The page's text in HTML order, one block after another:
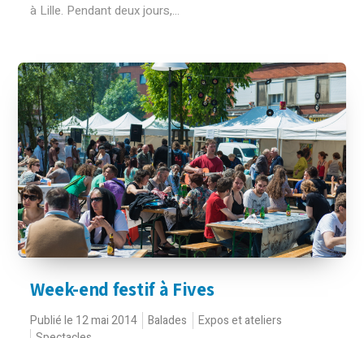
à Lille. Pendant deux jours,...
Week-end festif à Fives
Publié le 12 mai 2014 Balades
Expos et ateliers